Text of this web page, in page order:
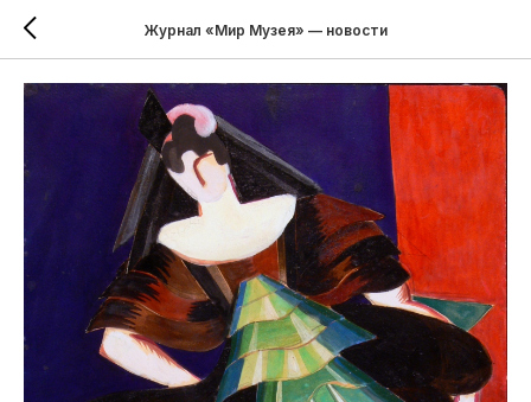
Журнал «Мир Музея» — новости